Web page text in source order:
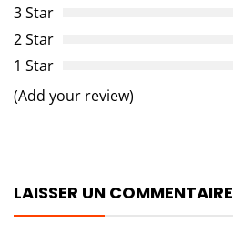
3 Star
2 Star
1 Star
(Add your review)
LAISSER UN COMMENTAIRE